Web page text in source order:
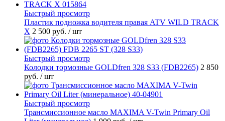
Быстрый просмотр
Пластик подножка водителя правая ATV WILD TRACK
X 2 500 руб. / шт
Быстрый просмотр
Колодки тормозные GOLDfren 328 S33 (FDB2265) 2 850
руб. / шт
Быстрый просмотр
Трансмиссионное масло MAXIMA V-Twin Primary Oil